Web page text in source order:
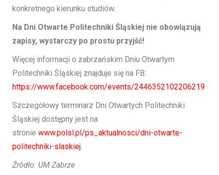
konkretnego kierunku studiów.
Na Dni Otwarte Politechniki Śląskiej nie obowiązują
zapisy, wystarczy po prostu przyjść!
Więcej informacji o zabrzańskim Dniu Otwartym
Politechniki Śląskiej znajduje się na FB:
https://www.facebook.com/events/2446352102206219
Szczegółowy terminarz Dni Otwartych Politechniki
Śląskiej dostępny jest na
stronie www.polsl.pl/ps_aktualnosci/dni-otwarte-
politechniki-slaskiej
Źródło: UM Zabrze